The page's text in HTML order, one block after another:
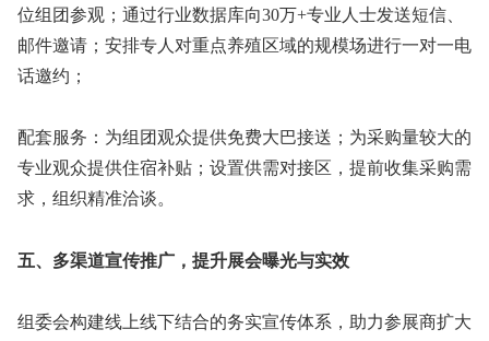
位组团参观；通过行业数据库向30万+专业人士发送短信、
邮件邀请；安排专人对重点养殖区域的规模场进行一对一电
话邀约；
配套服务：为组团观众提供免费大巴接送；为采购量较大的
专业观众提供住宿补贴；设置供需对接区，提前收集采购需
求，组织精准洽谈。
五、多渠道宣传推广，提升展会曝光与实效
组委会构建线上线下结合的务实宣传体系，助力参展商扩大